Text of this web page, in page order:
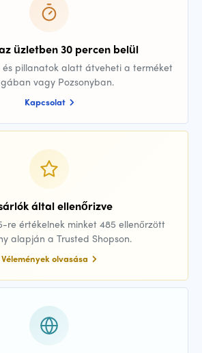
üzletben 30 percen belül
és pillanatok alatt átveheti a terméket
vagy Pozsonyban.
Kapcsolat
által ellenőrizve
re értékelnek minket 485 ellenőrzött
alapján a Trusted Shopson.
Vélemények olvasása